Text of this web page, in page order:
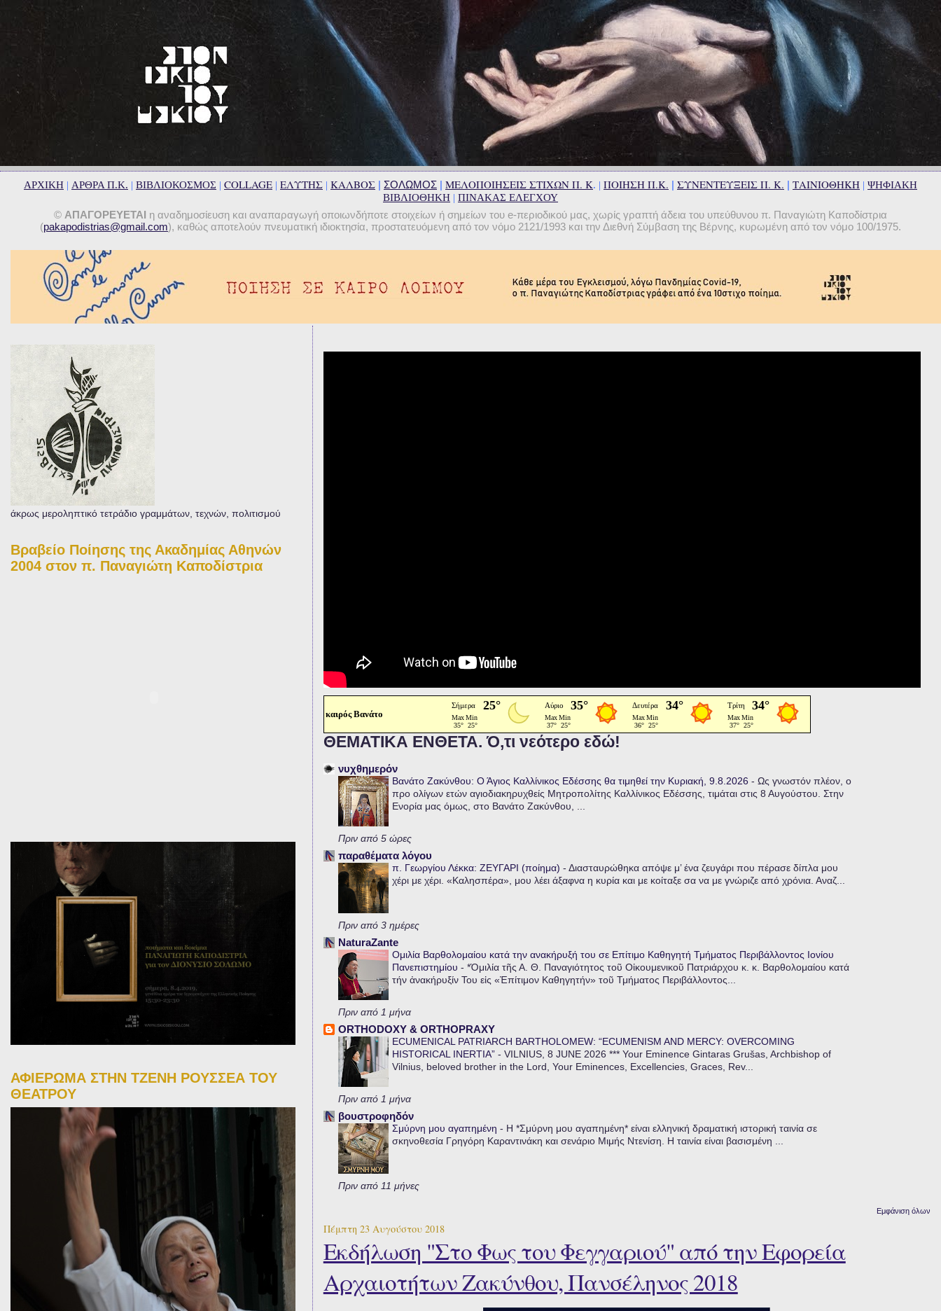
ΑΡΧΙΚΗ | ΑΡΘΡΑ Π.Κ. | ΒΙΒΛΙΟΚΟΣΜΟΣ | COLLAGE | ΕΛΥΤΗΣ | ΚΑΛΒΟΣ | ΣΟΛΩΜΟΣ | ΜΕΛΟΠΟΙΗΣΕΙΣ ΣΤΙΧΩΝ Π. Κ. | ΠΟΙΗΣΗ Π.Κ. | ΣΥΝΕΝΤΕΥΞΕΙΣ Π. Κ. | ΤΑΙΝΙΟΘΗΚΗ | ΨΗΦΙΑΚΗ
ΒΙΒΛΙΟΘΗΚΗ | ΠΙΝΑΚΑΣ ΕΛΕΓΧΟΥ
© ΑΠΑΓΟΡΕΥΕΤΑΙ η αναδημοσίευση και αναπαραγωγή οποιωνδήποτε στοιχείων ή σημείων του e-περιοδικού μας, χωρίς γραπτή άδεια του υπεύθυνου π. Παναγιώτη Καποδίστρια
(pakapodistrias@gmail.com), καθώς αποτελούν πνευματική ιδιοκτησία, προστατευόμενη από τον νόμο 2121/1993 και την Διεθνή Σύμβαση της Βέρνης, κυρωμένη από τον νόμο 100/1975.
καιρός Βανάτο
ΘΕΜΑΤΙΚΑ ΕΝΘΕΤΑ. Ό,τι νεότερο εδώ!
νυχθημερόν
Βανάτο Ζακύνθου: Ο Άγιος Καλλίνικος Εδέσσης θα τιμηθεί την Κυριακή, 9.8.2026 - Ως γνωστόν πλέον, ο
προ ολίγων ετών αγιοδιακηρυχθείς Μητροπολίτης Καλλίνικος Εδέσσης, τιμάται στις 8 Αυγούστου. Στην
Ενορία μας όμως, στο Βανάτο Ζακύνθου, ...
Πριν από 5 ώρες
παραθέματα λόγου
π. Γεωργίου Λέκκα: ΖΕΥΓΑΡΙ (ποίημα) - Διασταυρώθηκα απόψε μ’ ένα ζευγάρι που πέρασε δίπλα μου
χέρι με χέρι. «Καλησπέρα», μου λέει άξαφνα η κυρία και με κοίταξε σα να με γνώριζε από χρόνια. Αναζ...
Πριν από 3 ημέρες
NaturaZante
Ομιλία Βαρθολομαίου κατά την ανακήρυξή του σε Επίτιμο Καθηγητή Τμήματος Περιβάλλοντος Ιονίου
Πανεπιστημίου - *Ὁμιλία τῆς Α. Θ. Παναγιότητος τοῦ Οἰκουμενικοῦ Πατριάρχου κ. κ. Βαρθολομαίου κατά
τήν ἀνακήρυξίν Του εἰς «Ἐπίτιμον Καθηγητήν» τοῦ Τμήματος Περιβάλλοντος...
Πριν από 1 μήνα
ORTHODOXY & ORTHOPRAXY
ECUMENICAL PATRIARCH BARTHOLOMEW: “ECUMENISM AND MERCY: OVERCOMING
HISTORICAL INERTIA” - VILNIUS, 8 JUNE 2026 *** Your Eminence Gintaras Grušas, Archbishop of
Vilnius, beloved brother in the Lord, Your Eminences, Excellencies, Graces, Rev...
Πριν από 1 μήνα
βουστροφηδόν
Σμύρνη μου αγαπημένη - Η *Σμύρνη μου αγαπημένη* είναι ελληνική δραματική ιστορική ταινία σε
σκηνοθεσία Γρηγόρη Καραντινάκη και σενάριο Μιμής Ντενίση. Η ταινία είναι βασισμένη ...
Πριν από 11 μήνες
Εμφάνιση όλων
Πέμπτη 23 Αυγούστου 2018
Εκδήλωση "Στο Φως του Φεγγαριού" από την Εφορεία
Αρχαιοτήτων Ζακύνθου, Πανσέληνος 2018
άκρως μεροληπτικό τετράδιο γραμμάτων, τεχνών, πολιτισμού
Βραβείο Ποίησης της Ακαδημίας Αθηνών
2004 στον π. Παναγιώτη Καποδίστρια
ΑΦΙΕΡΩΜΑ ΣΤΗΝ ΤΖΕΝΗ ΡΟΥΣΣΕΑ ΤΟΥ
ΘΕΑΤΡΟΥ